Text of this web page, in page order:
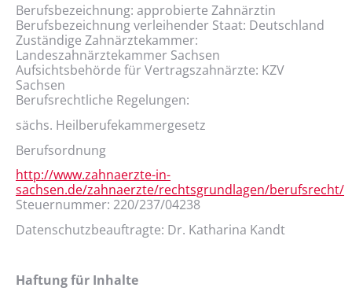
Berufsbezeichnung: approbierte Zahnärztin
Berufsbezeichnung verleihender Staat: Deutschland
Zuständige Zahnärztekammer:
Landeszahnärztekammer Sachsen
Aufsichtsbehörde für Vertragszahnärzte: KZV
Sachsen
Berufsrechtliche Regelungen:
sächs. Heilberufekammergesetz
Berufsordnung
http://www.zahnaerzte-in-
sachsen.de/zahnaerzte/rechtsgrundlagen/berufsrecht/
Steuernummer: 220/237/04238
Datenschutzbeauftragte: Dr. Katharina Kandt
Haftung für Inhalte